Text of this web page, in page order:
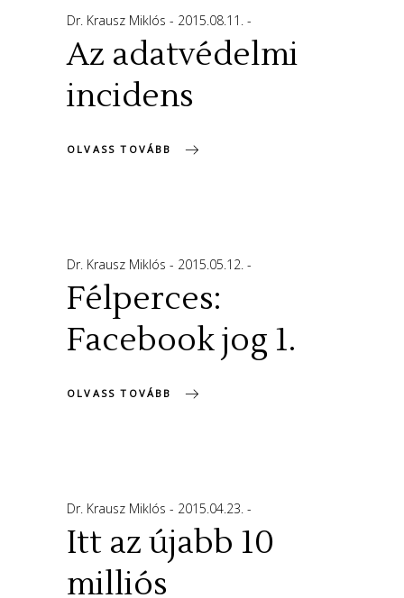
Dr. Krausz Miklós 2015.08.11.
Az adatvédelmi
incidens
OLVASS TOVÁBB
Dr. Krausz Miklós 2015.05.12.
Félperces:
Facebook jog 1.
OLVASS TOVÁBB
Dr. Krausz Miklós 2015.04.23.
Itt az újabb 10
milliós